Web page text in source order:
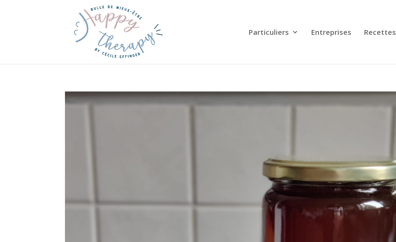
Particuliers Entreprises Recettes